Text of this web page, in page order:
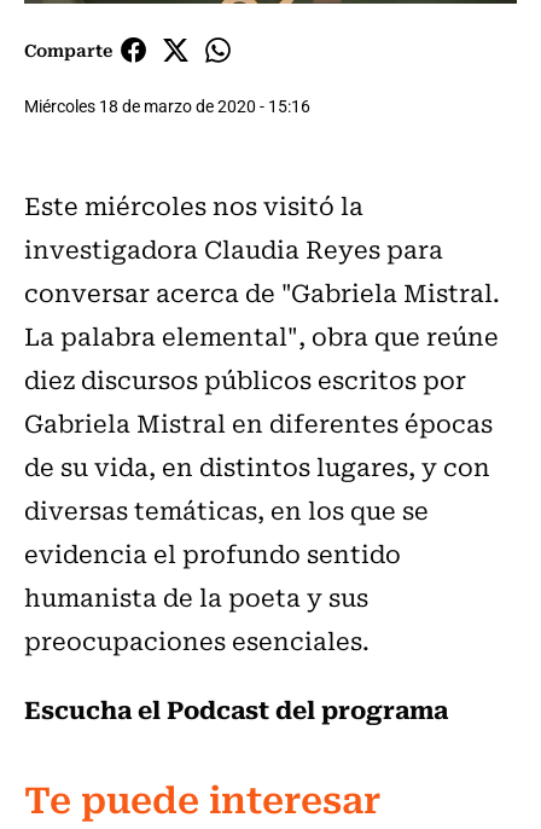
Comparte
Miércoles 18 de marzo de 2020 - 15:16
Este miércoles nos visitó la
investigadora Claudia Reyes para
conversar acerca de "Gabriela Mistral.
La palabra elemental", obra que reúne
diez discursos públicos escritos por
Gabriela Mistral en diferentes épocas
de su vida, en distintos lugares, y con
diversas temáticas, en los que se
evidencia el profundo sentido
humanista de la poeta y sus
preocupaciones esenciales.
Escucha el Podcast del programa
Te puede interesar